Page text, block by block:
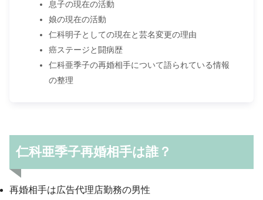
息子の現在の活動
娘の現在の活動
仁科明子としての現在と芸名変更の理由
癌ステージと闘病歴
仁科亜季子の再婚相手について語られている情報
の整理
仁科亜季子再婚相手は誰？
再婚相手は広告代理店勤務の男性